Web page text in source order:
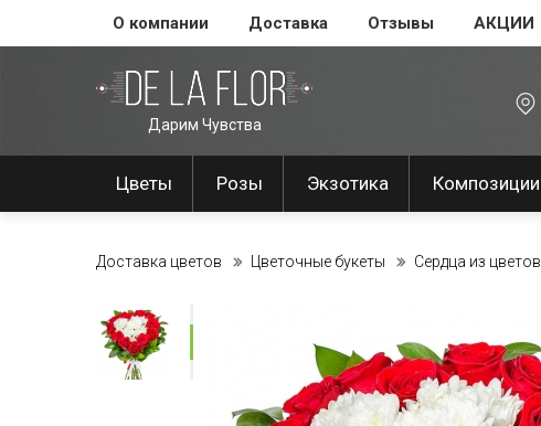
О компании Доставка Отзывы АКЦИИ
Дарим Чувства
Цветы Розы Экзотика Композиции
Доставка цветов Цветочные букеты Сердца из цветов